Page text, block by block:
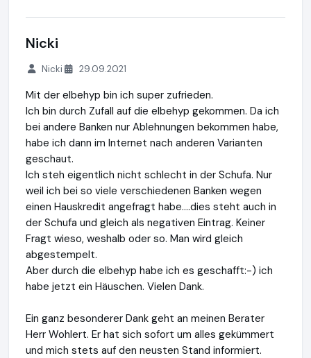
Nicki
Nicki 29.09.2021
Mit der elbehyp bin ich super zufrieden.
Ich bin durch Zufall auf die elbehyp gekommen. Da ich
bei andere Banken nur Ablehnungen bekommen habe,
habe ich dann im Internet nach anderen Varianten
geschaut.
Ich steh eigentlich nicht schlecht in der Schufa. Nur
weil ich bei so viele verschiedenen Banken wegen
einen Hauskredit angefragt habe....dies steht auch in
der Schufa und gleich als negativen Eintrag. Keiner
Fragt wieso, weshalb oder so. Man wird gleich
abgestempelt.
Aber durch die elbehyp habe ich es geschafft:-) ich
habe jetzt ein Häuschen. Vielen Dank.
Ein ganz besonderer Dank geht an meinen Berater
Herr Wohlert. Er hat sich sofort um alles gekümmert
und mich stets auf den neusten Stand informiert.